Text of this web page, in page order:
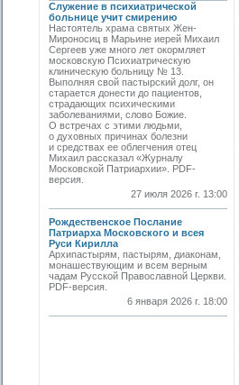
Служение в психиатрической
больнице учит смирению
Настоятель храма святых Жен-
Мироносиц в Марьине иерей Михаил
Сергеев уже много лет окормляет
московскую Психиатрическую
клиническую больницу № 13.
Выполняя свой пастырский долг, он
старается донести до пациентов,
страдающих психическими
заболеваниями, слово Божие.
О встречах с этими людьми,
о духовных причинах болезни
и средствах ее облегчения отец
Михаил рассказал «Журналу
Московской Патриархии». PDF-
версия.
27 июля 2026 г. 13:00
Рождественское Послание
Патриарха Московского и всея
Руси Кирилла
Архипастырям, пастырям, диаконам,
монашествующим и всем верным
чадам Русской Православной Церкви.
PDF-версия.
6 января 2026 г. 18:00